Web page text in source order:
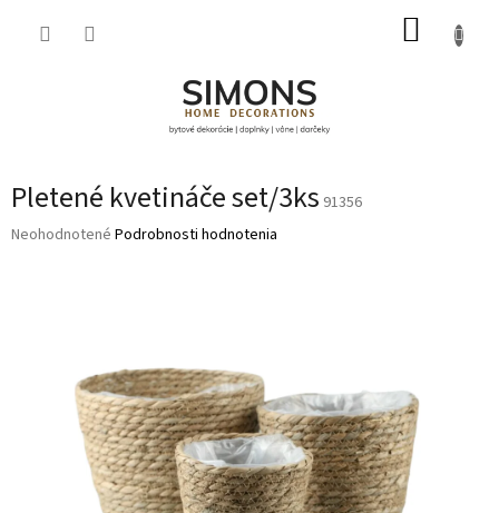
Pletené kvetináče set/3ks 91356
Priemerné
hviezdičiek.
Neohodnotené Podrobnosti hodnotenia